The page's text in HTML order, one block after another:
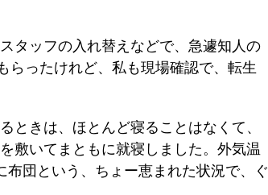
タッフの入れ替えなどで、急遽知人の
らったけれど、私も現場確認で、転生
ときは、ほとんど寝ることはなくて、
敷いてまともに就寝しました。外気温
団という、ちょー恵まれた状況で、ぐ